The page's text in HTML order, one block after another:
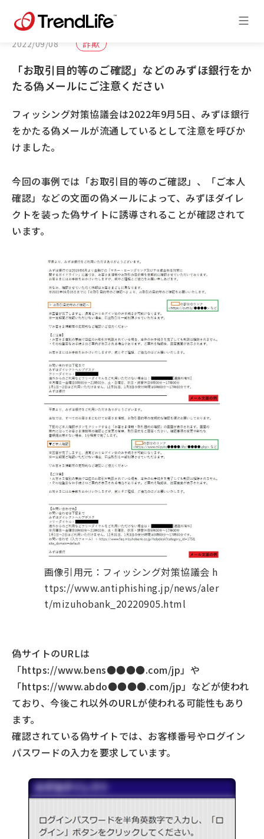
2022/09/08 詐欺
「お取引目的等のご確認」などのみずほ銀行をか
たる偽メールにご注意ください
フィッシング対策協議会は2022年9月5日、みずほ銀行
をかたる偽メールが流通しているとして注意を呼びか
けました。
今回の事例では「お取引目的等のご確認」、「ご本人
確認」などの文面の偽メールによって、みずほダイレ
クトを装った偽サイトに誘導されることが確認されて
います。
画像引用元：フィッシング対策協議会 h
ttps://www.antiphishing.jp/news/aler
t/mizuhobank_20220905.html
偽サイトのURLは
「https://www.bens●●●●.com/jp」や
「https://www.abdo●●●●.com/jp」などが使われ
ており、今後これ以外のURLが使われる可能性もあり
ます。
確認されている偽サイトでは、お客様番号やログイン
パスワードの入力を要求しています。